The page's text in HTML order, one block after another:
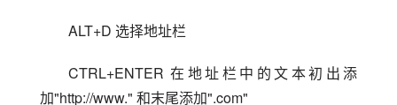
ALT+D 选择地址栏
CTRL+ENTER 在地址栏中的文本初出添
加"http://www." 和末尾添加".com"